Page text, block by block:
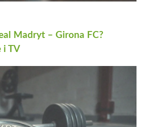
Madryt – Girona FC?
i TV